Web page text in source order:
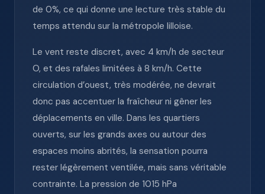
de 0%, ce qui donne une lecture très stable du
temps attendu sur la métropole lilloise.
Le vent reste discret, avec 4 km/h de secteur
O, et des rafales limitées à 8 km/h. Cette
circulation d’ouest, très modérée, ne devrait
donc pas accentuer la fraîcheur ni gêner les
déplacements en ville. Dans les quartiers
ouverts, sur les grands axes ou autour des
espaces moins abrités, la sensation pourra
rester légèrement ventilée, mais sans véritable
contrainte. La pression de 1015 hPa